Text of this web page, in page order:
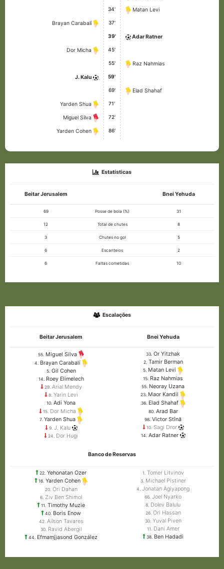
34' Matan Levi
Brayan Carabalí 37'
39' Adar Ratner
Dor Micha 45'
55' Raz Nahmias
J. Kalu 59'
69' Elad Shahaf
Yarden Shua 71'
Miguel Silva 72'
Yarden Cohen 86'
Estatísticas
Beitar Jerusalem Bnei Yehuda
69 Posse de bola (%) 31
12 Total de chutes 8
3 Chutes no gol 5
6 Escanteios 2
6 Faltas cometidas 10
Escalações
Beitar Jerusalem Bnei Yehuda
55. Miguel Silva
4. Brayan Carabalí
5.Gil Cohen
14.Roey Elimelech
29.Arial Mendy
8.Yarin Levi
10. Adi Yona
15. Dor Micha
7. Yarden Shua
9.J. Kalu
24. Dor Hugi
33. Or Yitzhak
2.Tamir Berman
5. Matan Levi
15. Raz Nahmias
55. Neoray Uzana
23. Maor Kandil
36.Elad Shahaf
80. Arad Bar
98. Victor Stînă
10. Sagi Dror
14. Adar Ratner
Banco de Reservas
22. Yehonatan Ozer
16. Yarden Cohen
20.Ori Dahan
6. Ziv Ben Shimol
11. Timothy Muzie
40. Boris Enow
42.Aílson Tavares
30. Ravid Abergil
44. Efmamjjasond González
1. Tomer Litvinov
3.Michael Pistiner
4. Jonatan Agiyapong
66. Joel Nyarko
8. Dolev Balulu
26.Ori Hassan
30.Yuval Piven
11. Dani Amer
38. Ben Hadadi